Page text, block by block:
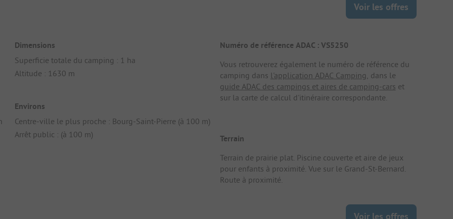
Voir les offres
Dimensions
Superficie totale du camping : 1 ha
Altitude : 1630 m
Environs
Centre-ville le plus proche : Bourg-Saint-Pierre (à 100 m)
Arrêt public : (à 100 m)
Numéro de référence ADAC : VS5250
Vous retrouverez également le numéro de référence du
camping dans l'application ADAC Camping , dans le
guide ADAC des campings et aires de camping-cars et
sur la carte de calcul d'itinéraire correspondante.
Terrain
Terrain de prairie plat. Piscine couverte et aire de jeux
pour enfants à proximité. Vue sur le Grand-St-Bernard.
Route à proximité.
Voir les offres